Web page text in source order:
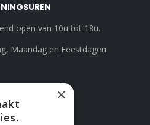
open van 10u tot 18u.
Maandag en Feestdagen.
×